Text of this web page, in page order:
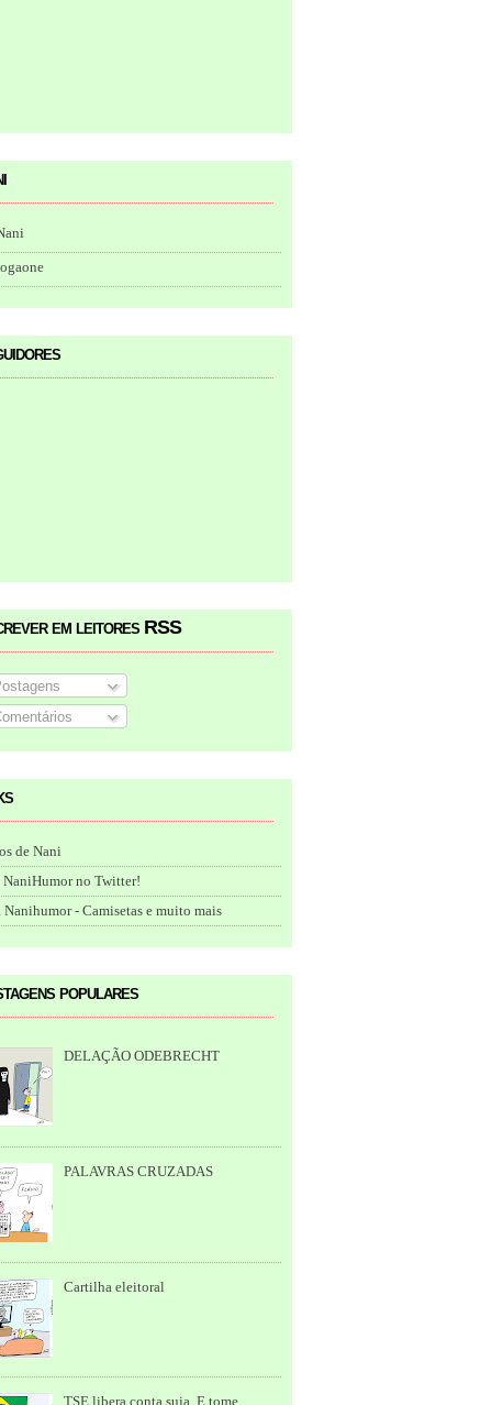
em leitores RSS
de Nani
NaniHumor no Twitter!
- Camisetas e muito mais
populares
DELAÇÃO ODEBRECHT
PALAVRAS CRUZADAS
Cartilha eleitoral
TSE libera conta suja. E tome